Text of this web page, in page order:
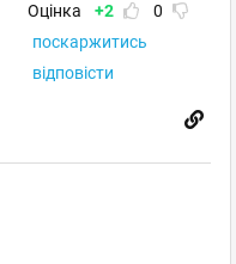
NOVUS
Оцінка +2
0
поскаржитись
відповісти